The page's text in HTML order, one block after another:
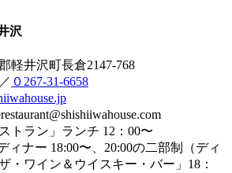
沢
軽井沢町長倉2147-768
０267-31-6658
トラン」ランチ 12：00〜
ィナー 18:00〜、20:00の二部制（ディ
・ワイン＆ウイスキー・バー」18：